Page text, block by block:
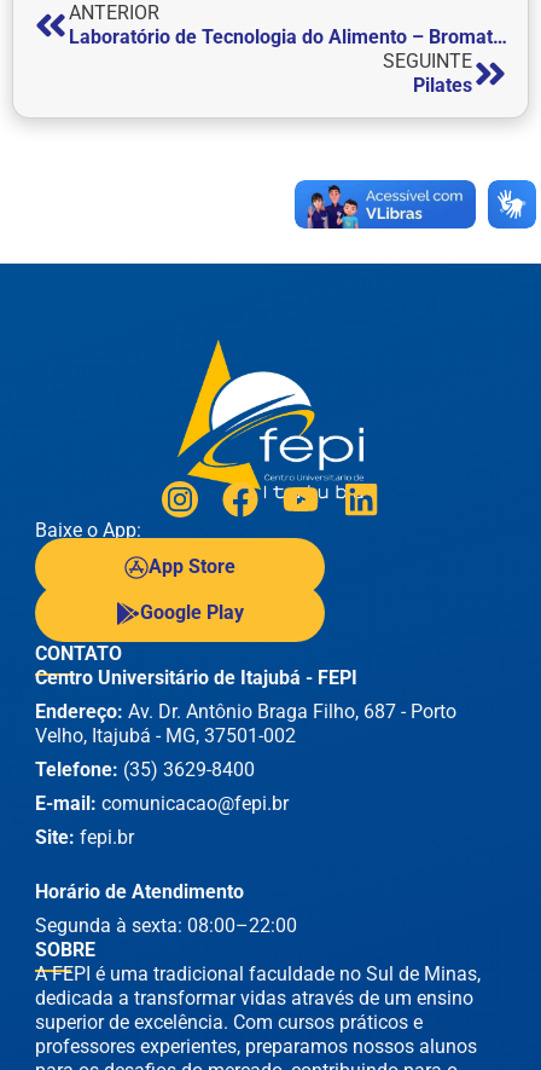
ANTERIOR
Laboratório de Tecnologia do Alimento – Bromatologia
SEGUINTE
Pilates
Baixe o App:
App Store
Google Play
SOBRE
A FEPI é uma tradicional faculdade no Sul de Minas,
dedicada a transformar vidas através de um ensino
superior de excelência. Com cursos práticos e
professores experientes, preparamos nossos alunos
CONTATO
Centro Universitário de Itajubá - FEPI
Endereço: Av. Dr. Antônio Braga Filho, 687 - Porto
Velho, Itajubá - MG, 37501-002
Telefone: (35) 3629-8400
E-mail: comunicacao@fepi.br
Site: fepi.br
Horário de Atendimento
Segunda à sexta: 08:00–22:00